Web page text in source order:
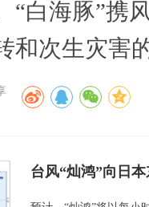
“白海豚”携
和次生灾害
台风“灿鸿”向日